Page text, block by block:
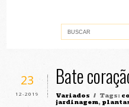
23
12-2019
Bate
Variados / Tags:
jardinagem,